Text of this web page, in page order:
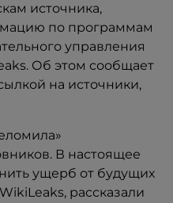
источника,
по программам
управления
Об этом сообщает
на источники,
В настоящее
ущерб от будущих
рассказали